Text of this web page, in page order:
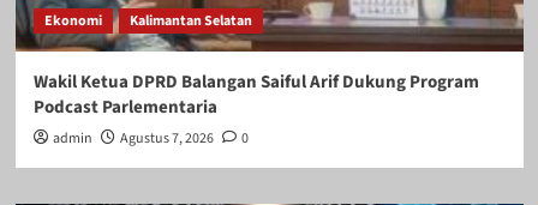
Ekonomi Kalimantan Selatan
Wakil Ketua DPRD Balangan Saiful Arif Dukung Program
Podcast Parlementaria
admin Agustus 7, 2026 0